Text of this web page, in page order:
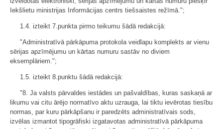
Iekšlietu ministrijas Informācijas centrs tiešsaistes režīmā.";
1.4. izteikt 7.punkta pirmo teikumu šādā redakcijā:
"Administratīvā pārkāpuma protokola veidlapu komplekts ar vienu
sērijas apzīmējumu un kārtas numuru sastāv no diviem
eksemplāriem.";
1.5. izteikt 8.punktu šādā redakcijā:
"8. Ja valsts pārvaldes iestādes un pašvaldības, kuras saskaņā ar
likumu vai citu ārējo normatīvo aktu uzrauga, lai tiktu ievērotas tiesību
normas, par kuru pārkāpšanu ir paredzēts administratīvais sods,
izvēlas izmantot tipogrāfiski izgatavotas administratīvā pārkāpuma